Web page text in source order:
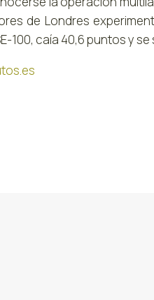
de Londres
100, caía 40,6 puntos y